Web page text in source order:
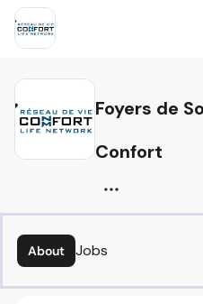
Foyers de
Confort
About Jobs